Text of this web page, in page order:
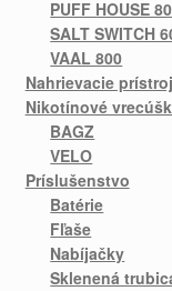
PUFF HOUSE
SALT SWITCH
VAAL 800
Nahrievacie
Nikotínové
BAGZ
VELO
Príslušenstvo
Batérie
Fľaše
Nabíjačky
Sklenená